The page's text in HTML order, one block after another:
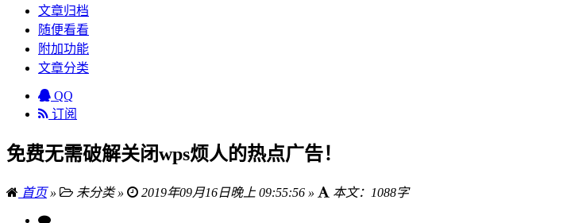
文章归档
随便看看
附加功能
文章分类
QQ
订阅
免费无需破解关闭wps烦人的热点广告！
首页» 未分类 » 2019年09月16日晚上 09:55:56 » 本文：1088字